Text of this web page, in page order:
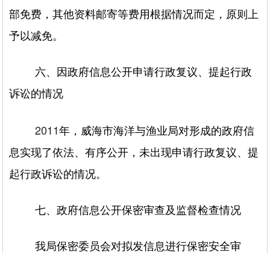
部免费，其他资料邮寄等费用根据情况而定，原则上
予以减免。
六、因政府信息公开申请行政复议、提起行政
诉讼的情况
2011年，威海市海洋与渔业局对形成的政府信
息实现了依法、有序公开，未出现申请行政复议、提
起行政诉讼的情况。
七、政府信息公开保密审查及监督检查情况
我局保密委员会对拟发信息进行保密安全审